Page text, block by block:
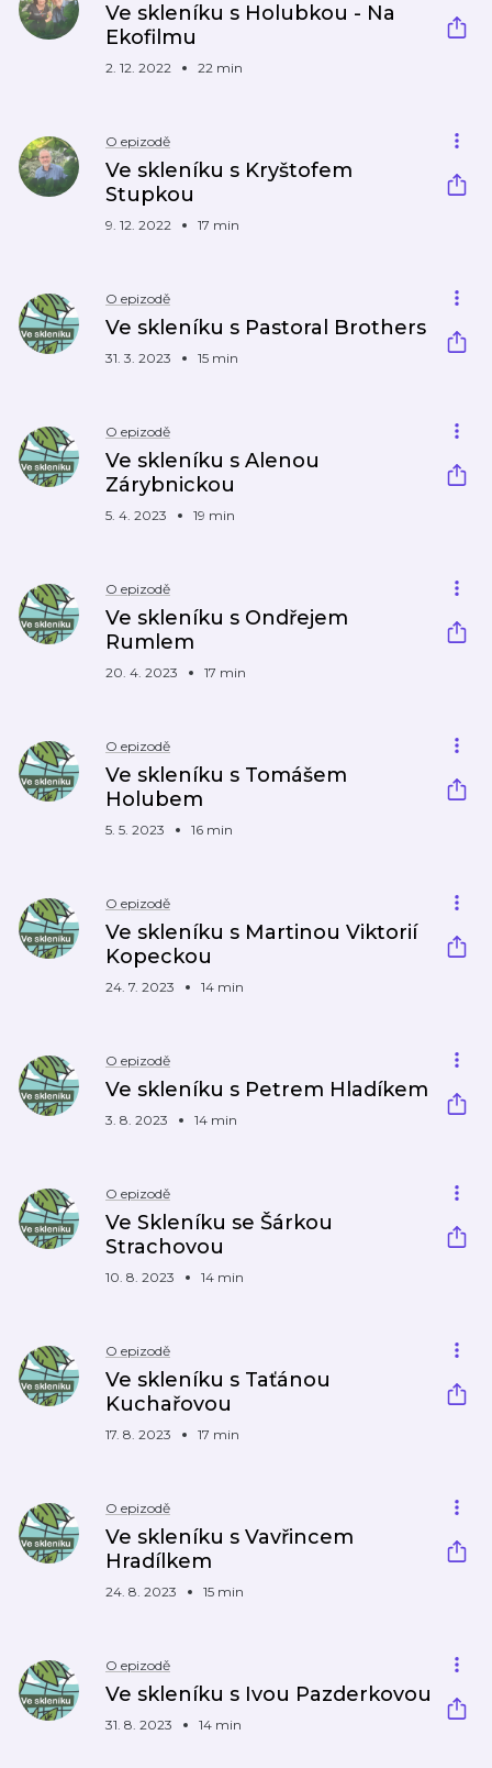
Ve skleníku s Holubkou - Na
Ekofilmu
2. 12. 2022 22 min
O epizodě
Ve skleníku s Kryštofem
Stupkou
9. 12. 2022 17 min
O epizodě
Ve skleníku s Pastoral Brothers
31. 3. 2023 15 min
O epizodě
Ve skleníku s Alenou
Zárybnickou
5. 4. 2023 19 min
O epizodě
Ve skleníku s Ondřejem
Rumlem
20. 4. 2023 17 min
O epizodě
Ve skleníku s Tomášem
Holubem
5. 5. 2023 16 min
O epizodě
Ve skleníku s Martinou Viktorií
Kopeckou
24. 7. 2023 14 min
O epizodě
Ve skleníku s Petrem Hladíkem
3. 8. 2023 14 min
O epizodě
Ve Skleníku se Šárkou
Strachovou
10. 8. 2023 14 min
O epizodě
Ve skleníku s Taťánou
Kuchařovou
17. 8. 2023 17 min
O epizodě
Ve skleníku s Vavřincem
Hradílkem
24. 8. 2023 15 min
O epizodě
Ve skleníku s Ivou Pazderkovou
31. 8. 2023 14 min